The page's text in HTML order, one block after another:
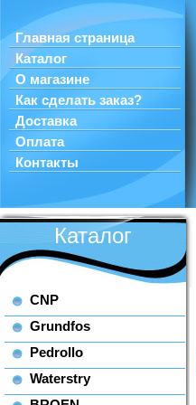
Главная страница
Каталог
О магазине
Как сделать заказ?
Доставка
Оплата
Контакты
Каталог
CNP
Grundfos
Pedrollo
Waterstry